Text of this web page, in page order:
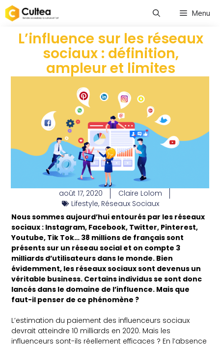
Menu
L’influence sur les réseaux
sociaux : définition,
ampleur et limites
août 17, 2020
Claire Lolom
Lifestyle, Réseaux Sociaux
Nous sommes aujourd’hui entourés par les réseaux
sociaux : Instagram, Facebook, Twitter, Pinterest,
Youtube, Tik Tok… 38 millions de français sont
présents sur un réseau social et on compte 3
milliards d’utilisateurs dans le monde. Bien
évidemment, les réseaux sociaux sont devenus un
véritable business. Certains individus se sont donc
lancés dans le domaine de l’influence. Mais que
faut-il penser de ce phénomène ?
L’estimation du paiement des influenceurs sociaux
devrait atteindre 10 milliards en 2020. Mais les
influenceurs sont-ils réellement efficaces ? En l’absence